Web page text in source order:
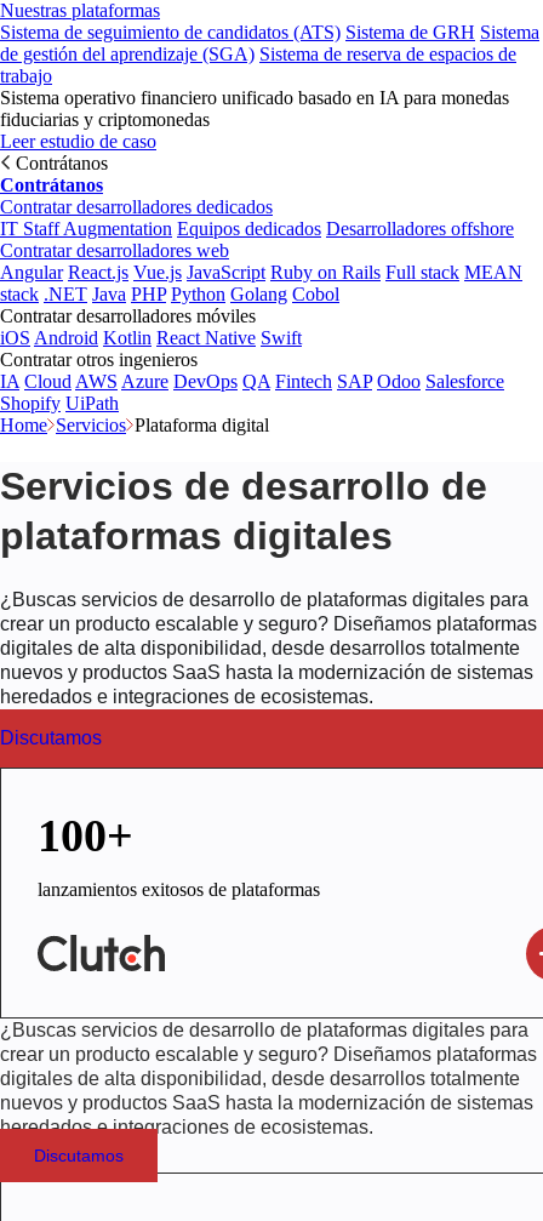
Nuestras plataformas
Sistema de seguimiento de candidatos (ATS) Sistema de GRH Sistema
de gestión del aprendizaje (SGA) Sistema de reserva de espacios de
trabajo
Sistema operativo financiero unificado basado en IA para monedas
fiduciarias y criptomonedas
Leer estudio de caso
Contrátanos
Contrátanos
Contratar desarrolladores dedicados
IT Staff Augmentation Equipos dedicados Desarrolladores offshore
Contratar desarrolladores web
Angular React.js Vue.js JavaScript Ruby on Rails Full stack MEAN
stack .NET Java PHP Python Golang Cobol
Contratar desarrolladores móviles
iOS Android Kotlin React Native Swift
Contratar otros ingenieros
IA Cloud AWS Azure DevOps QA Fintech SAP Odoo Salesforce
Shopify UiPath
Home Servicios Plataforma digital
Servicios de desarrollo de
plataformas digitales
¿Buscas servicios de desarrollo de plataformas digitales para
crear un producto escalable y seguro? Diseñamos plataformas
digitales de alta disponibilidad, desde desarrollos totalmente
nuevos y productos SaaS hasta la modernización de sistemas
heredados e integraciones de ecosistemas.
Discutamos
100+
lanzamientos exitosos de plataformas
¿Buscas servicios de desarrollo de plataformas digitales para
crear un producto escalable y seguro? Diseñamos plataformas
digitales de alta disponibilidad, desde desarrollos totalmente
nuevos y productos SaaS hasta la modernización de sistemas
heredados e integraciones de ecosistemas.
Discutamos